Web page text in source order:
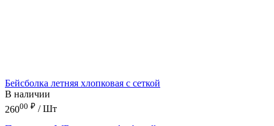
Бейсболка летняя хлопковая с сеткой
В наличии
26000 ₽ / Шт